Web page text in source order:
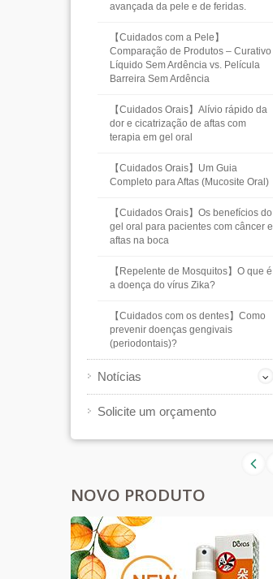
avançada da pele e de feridas.
【Cuidados com a Pele】
Comparação de Produtos – Curativo
Líquido Sem Ardência vs. Película
Barreira Sem Ardência
【Cuidados Orais】Alívio rápido da
dor e cicatrização de aftas com
terapia em gel oral
【Cuidados Orais】Um Guia
Completo para Aftas (Mucosite Oral)
【Cuidados Orais】Os benefícios do
gel oral para pacientes com câncer e
aftas na boca
【Repelente de Mosquitos】O que é
a doença do vírus Zika?
【Cuidados com os dentes】Como
prevenir doenças gengivais
(periodontais)?
Notícias
Solicite um orçamento
NOVO PRODUTO